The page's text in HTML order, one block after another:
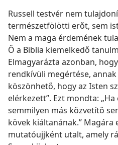
Russell testvér nem
természetfölötti erőt, sem
Nem a maga érdemének
Ő a Biblia kiemelkedő
Elmagyarázta azonban,
rendkívüli megértése,
köszönhető, hogy az Isten
elérkezett”. Ezt mondta:
semmilyen más közvetítő
kövek kiáltanának.” Magára
mutatóujjként utalt, amely